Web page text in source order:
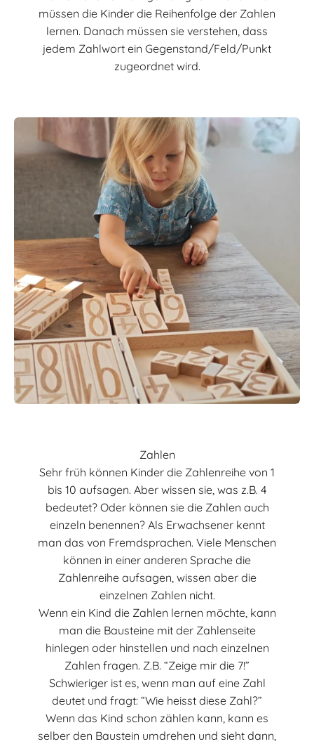
müssen die Kinder die Reihenfolge der Zahlen
lernen. Danach müssen sie verstehen, dass
jedem Zahlwort ein Gegenstand/Feld/Punkt
zugeordnet wird.
Zahlen
Sehr früh können Kinder die Zahlenreihe von 1
bis 10 aufsagen. Aber wissen sie, was z.B. 4
bedeutet? Oder können sie die Zahlen auch
einzeln benennen? Als Erwachsener kennt
man das von Fremdsprachen. Viele Menschen
können in einer anderen Sprache die
Zahlenreihe aufsagen, wissen aber die
einzelnen Zahlen nicht.
Wenn ein Kind die Zahlen lernen möchte, kann
man die Bausteine mit der Zahlenseite
hinlegen oder hinstellen und nach einzelnen
Zahlen fragen. Z.B. “Zeige mir die 7!”
Schwieriger ist es, wenn man auf eine Zahl
deutet und fragt: “Wie heisst diese Zahl?”
Wenn das Kind schon zählen kann, kann es
selber den Baustein umdrehen und sieht dann,